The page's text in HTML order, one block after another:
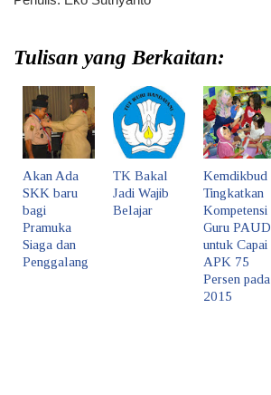
Tulisan yang Berkaitan:
Akan Ada
SKK baru
bagi
Pramuka
Siaga dan
Penggalang
TK Bakal
Jadi Wajib
Belajar
Kemdikbud
Tingkatkan
Kompetensi
Guru PAUD
untuk Capai
APK 75
Persen pada
2015